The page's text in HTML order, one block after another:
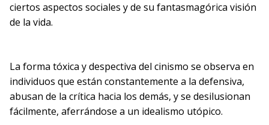
ciertos aspectos sociales y de su fantasmagórica visión
de la vida.
La forma tóxica y despectiva del cinismo se observa en
individuos que están constantemente a la defensiva,
abusan de la crítica hacia los demás, y se desilusionan
fácilmente, aferrándose a un idealismo utópico.